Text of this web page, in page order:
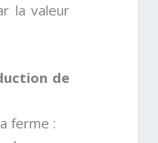
la valeur
de
ferme :